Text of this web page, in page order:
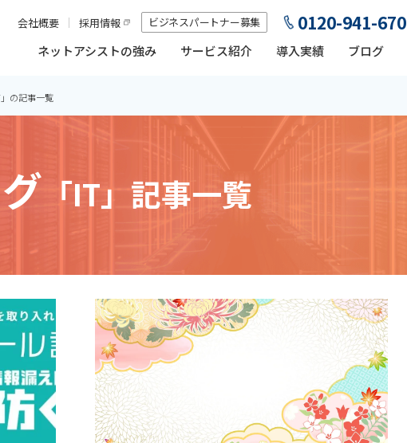
ネットアシストの強み サービス紹介 導入実績 ブログ
会社概要 採用情報 ビジネスパートナー募集 0120-941-670
」の記事一覧
「IT」記事一覧